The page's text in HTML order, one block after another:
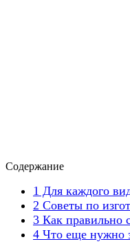
Содержание
1 Для каждого
2 Советы по
3 Как правильно
4 Что еще нужно